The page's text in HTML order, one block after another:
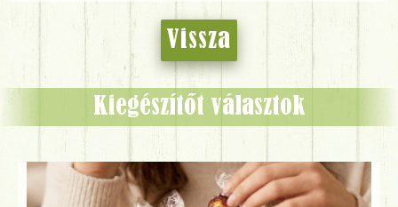
Vissza
Kiegészítőt választok